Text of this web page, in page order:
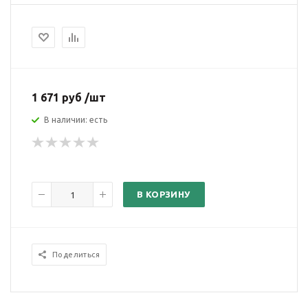
1 671 руб /шт
В наличии: есть
В КОРЗИНУ
Поделиться